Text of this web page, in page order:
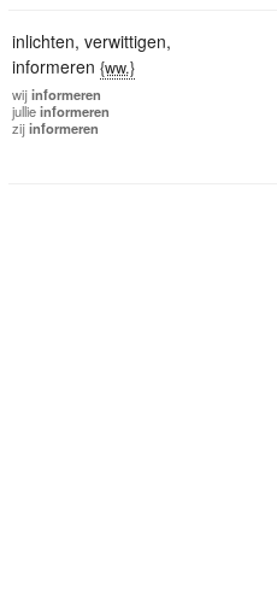
inlichten, verwittigen,
informeren {ww.}
wijinformeren
jullieinformeren
zijinformeren